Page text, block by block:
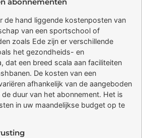
abonnementen
de hand liggende kostenposten van
van een sportschool of
zoals Ede zijn er verschillende
het gezondheids- en
dat een breed scala aan faciliteiten
De kosten van een
afhankelijk van de aangeboden
duur van het abonnement. Het is
in uw maandelijkse budget op te